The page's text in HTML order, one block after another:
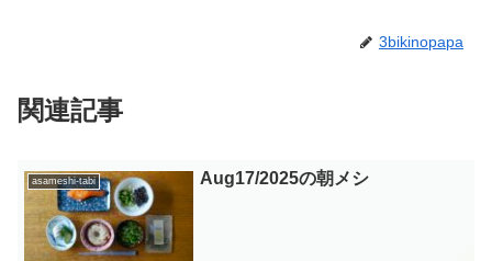
3bikinopapa
関連記事
asameshi-tabi Aug17/2025の朝メシ